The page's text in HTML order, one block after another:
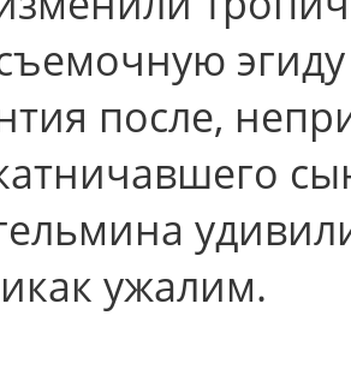
после,
ужалим.